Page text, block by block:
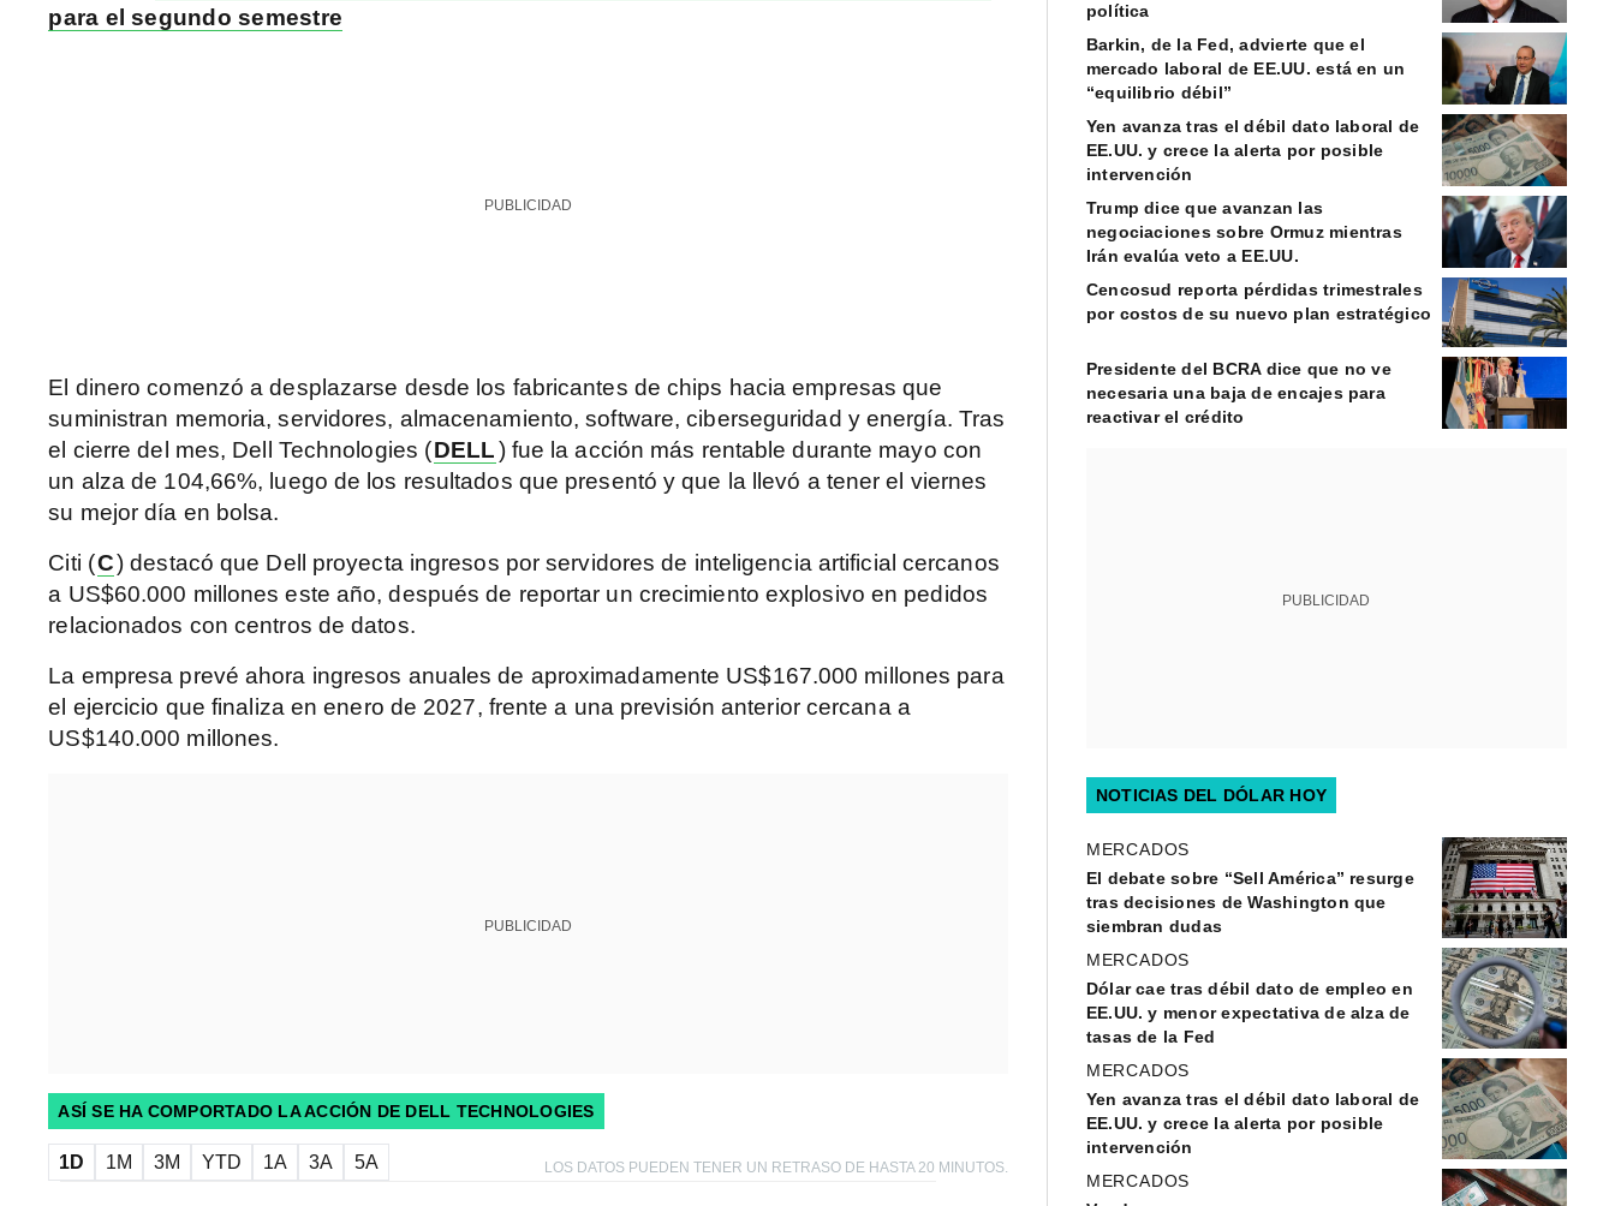
para el segundo semestre
PUBLICIDAD
El dinero comenzó a desplazarse desde los fabricantes de chips hacia empresas que
suministran memoria, servidores, almacenamiento, software, ciberseguridad y energía. Tras
el cierre del mes, Dell Technologies (DELL) fue la acción más rentable durante mayo con
un alza de 104,66%, luego de los resultados que presentó y que la llevó a tener el viernes
su mejor día en bolsa.
Citi (C) destacó que Dell proyecta ingresos por servidores de inteligencia artificial cercanos
a US$60.000 millones este año, después de reportar un crecimiento explosivo en pedidos
relacionados con centros de datos.
La empresa prevé ahora ingresos anuales de aproximadamente US$167.000 millones para
el ejercicio que finaliza en enero de 2027, frente a una previsión anterior cercana a
US$140.000 millones.
PUBLICIDAD
ASÍ SE HA COMPORTADO LA ACCIÓN DE DELL TECHNOLOGIES
1D 1M 3M YTD 1A 3A 5A LOS DATOS PUEDEN TENER UN RETRASO DE HASTA 20 MINUTOS.
política
Barkin, de la Fed, advierte que el
mercado laboral de EE.UU. está en un
“equilibrio débil”
Yen avanza tras el débil dato laboral de
EE.UU. y crece la alerta por posible
intervención
Trump dice que avanzan las
negociaciones sobre Ormuz mientras
Irán evalúa veto a EE.UU.
Cencosud reporta pérdidas trimestrales
por costos de su nuevo plan estratégico
Presidente del BCRA dice que no ve
necesaria una baja de encajes para
reactivar el crédito
PUBLICIDAD
NOTICIAS DEL DÓLAR HOY
MERCADOS
El debate sobre “Sell América” resurge
tras decisiones de Washington que
siembran dudas
MERCADOS
Dólar cae tras débil dato de empleo en
EE.UU. y menor expectativa de alza de
tasas de la Fed
MERCADOS
Yen avanza tras el débil dato laboral de
EE.UU. y crece la alerta por posible
intervención
MERCADOS